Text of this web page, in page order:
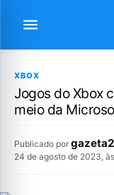
XBOX
Jogos do Xbox
meio da
Publicado por
24 de agosto de 2023,